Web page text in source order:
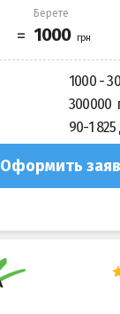
Берете
1000 -
300000
90-1
Оформить